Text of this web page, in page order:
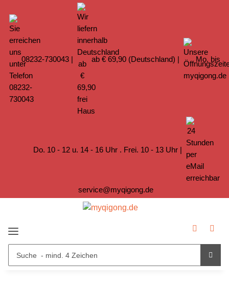
08232-730043| ab € 69,90 (Deutschland) | Mo. bis
Do. 10 - 12 u. 14 - 16 Uhr . Frei. 10 - 13 Uhr |
service@myqigong.de